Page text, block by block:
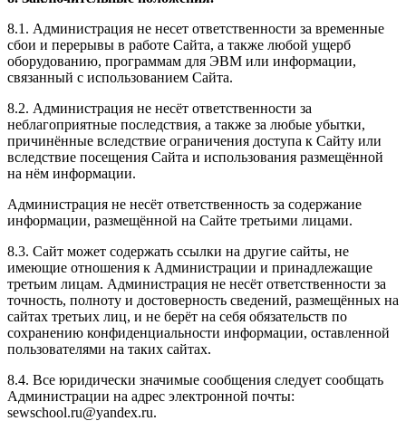
8.1. Администрация не несет ответственности за временные
сбои и перерывы в работе Сайта, а также любой ущерб
оборудованию, программам для ЭВМ или информации,
связанный с использованием Сайта.
8.2. Администрация не несёт ответственности за
неблагоприятные последствия, а также за любые убытки,
причинённые вследствие ограничения доступа к Сайту или
вследствие посещения Сайта и использования размещённой
на нём информации.
Администрация не несёт ответственность за содержание
информации, размещённой на Сайте третьими лицами.
8.3. Сайт может содержать ссылки на другие сайты, не
имеющие отношения к Администрации и принадлежащие
третьим лицам. Администрация не несёт ответственности за
точность, полноту и достоверность сведений, размещённых на
сайтах третьих лиц, и не берёт на себя обязательств по
сохранению конфиденциальности информации, оставленной
пользователями на таких сайтах.
8.4. Все юридически значимые сообщения следует сообщать
Администрации на адрес электронной почты:
sewschool.ru@yandex.ru.